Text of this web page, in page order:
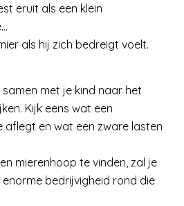
eruit als een klein
als hij zich bedreigt voelt.
met je kind naar het
Kijk eens wat een
en wat een zware lasten
mierenhoop te vinden, zal je
bedrijvigheid rond die